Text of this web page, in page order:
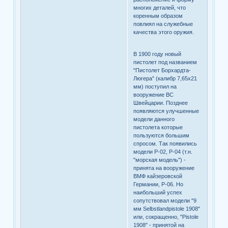
многих деталей, что
коренным образом
повлиял на служебные
качества этого оружия.
В 1900 году новый
пистолет под названием
"Пистолет Борхардта-
Люгера" (калибр 7,65х21
мм) поступил на
вооружение ВС
Швейцарии. Позднее
появляются улучшенные
модели данного
пистолета которые
пользуются большим
спросом. Так появились
модели Р-02, Р-04 (т.н.
"морская модель") -
принята на вооружение
ВМФ кайзеровской
Германии, Р-06. Но
наибольший успех
сопутствовал модели "9
мм Selbstlandpistole 1908"
или, сокращенно, "Pistole
1908" - принятой на